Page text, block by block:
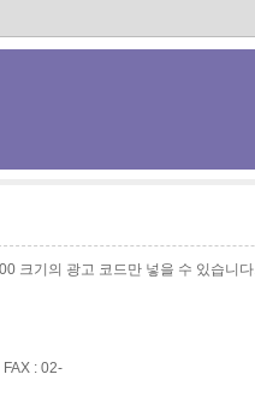
크기의 광고 코드만 넣을 수 있습니다.
: 02-